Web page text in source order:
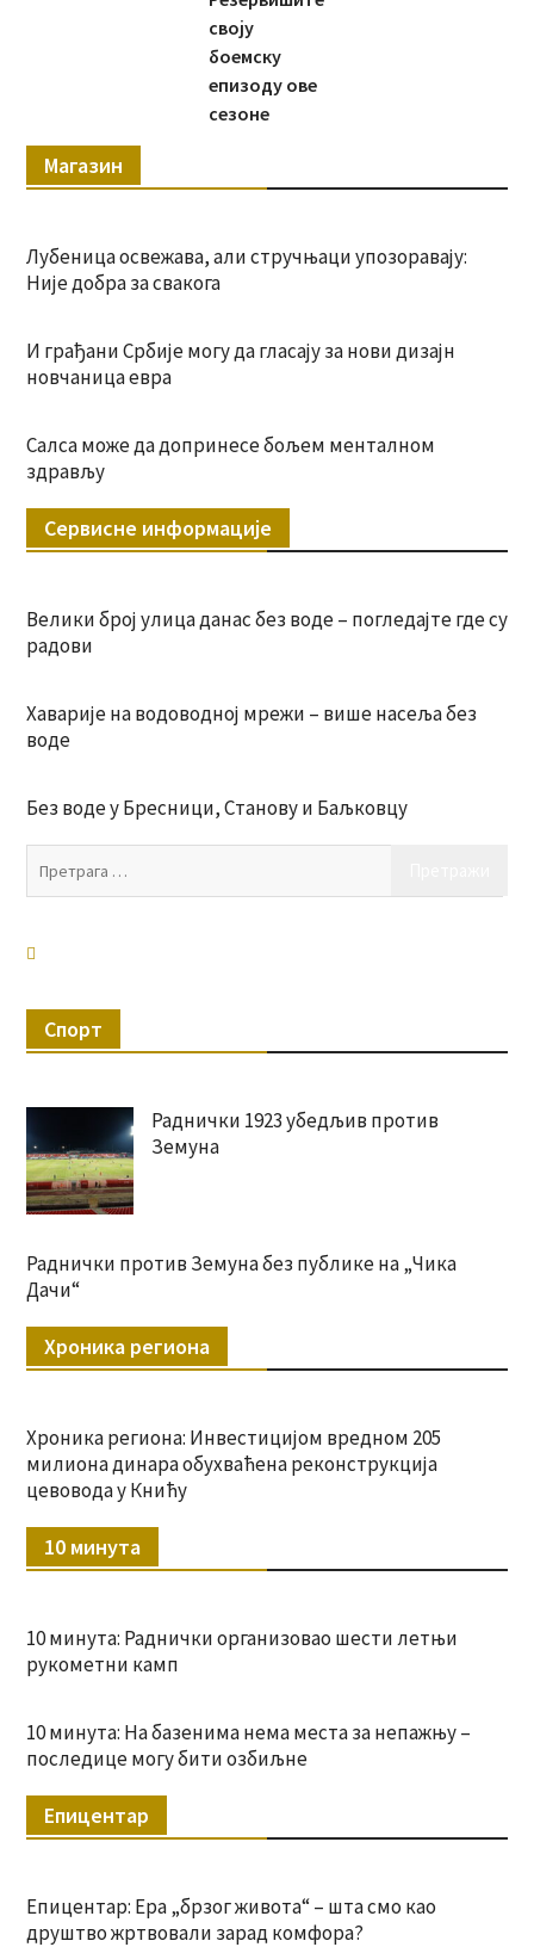
своју
боемску
епизоду ове
сезоне
Магазин
Лубеница освежава, али стручњаци упозоравају:
Није добра за свакога
И грађани Србије могу да гласају за нови дизајн
новчаница евра
Салса може да допринесе бољем менталном
здрављу
Сервисне информације
Велики број улица данас без воде – погледајте где су
радови
Хаварије на водоводној мрежи – више насеља без
воде
Без воде у Бресници, Станову и Баљковцу
Спорт
Раднички 1923 убедљив против
Земуна
Раднички против Земуна без публике на „Чика
Дачи“
Хроника региона
Хроника региона: Инвестицијом вредном 205
милиона динара обухваћена реконструкција
цевовода у Книћу
10 минута
10 минута: Раднички организовао шести летњи
рукометни камп
10 минута: На базенима нема места за непажњу –
последице могу бити озбиљне
Епицентар
Епицентар: Ера „брзог живота“ – шта смо као
друштво жртвовали зарад комфора?